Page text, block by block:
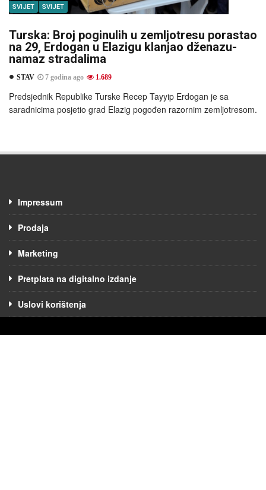
SVIJET SVIJET
Turska: Broj poginulih u zemljotresu porastao
na 29, Erdogan u Elazigu klanjao dženazu-
namaz stradalima
STAV 7 godina ago 1.689
Predsjednik Republike Turske Recep Tayyip Erdogan je sa
saradnicima posjetio grad Elazig pogođen razornim zemljotresom.
Impressum
Prodaja
Marketing
Pretplata na digitalno izdanje
Uslovi korištenja